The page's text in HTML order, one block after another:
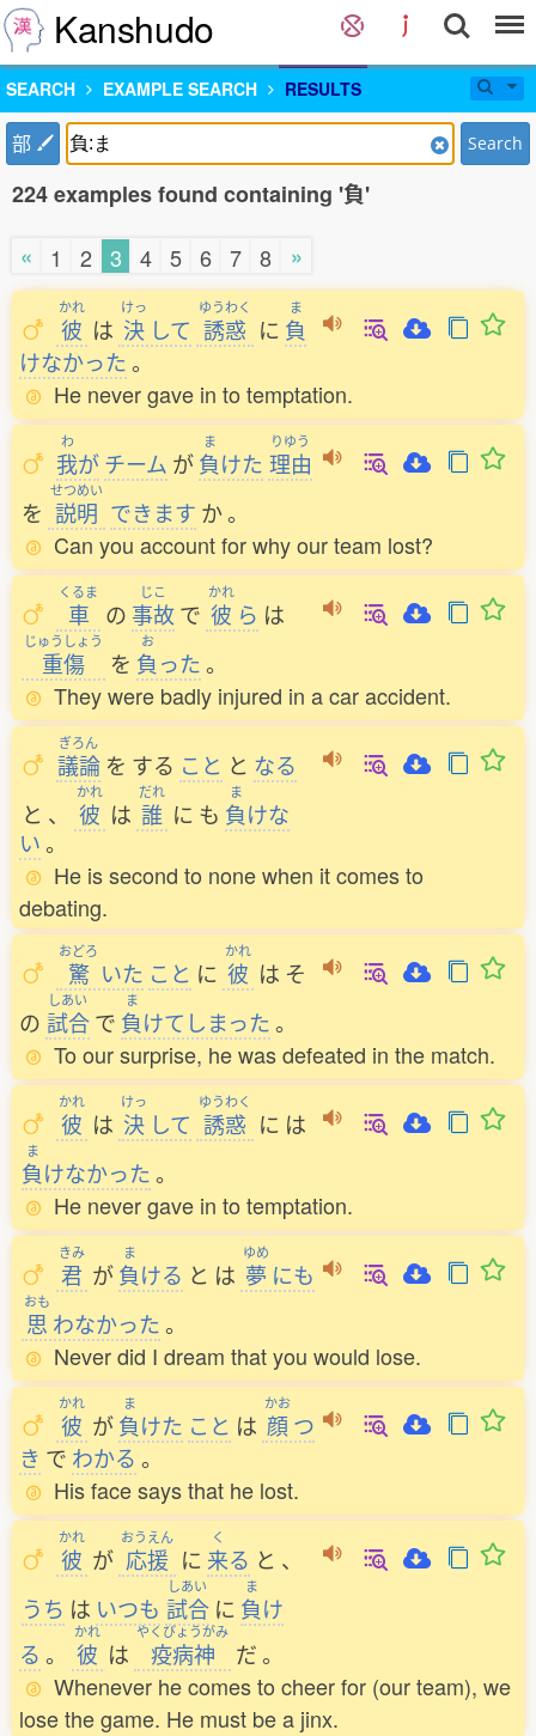
Kanshudo
SEARCH EXAMPLE SEARCH RESULTS
部 Search
224 examples found containing '負'
« 1 2 3 4 5 6 7 8 »
かれ
彼 は
けっ
決 して
ゆうわく
誘惑 に
ま
負
けなかった。
He never gave in to temptation.
わ
我がチーム が
ま
負けた
りゆう
理由
を
せつめい
説明 できます か。
Can you account for why our team lost?
くるま
車 の
じこ
事故で
かれ
彼 ら は
じゅうしょう
重傷 を
お
負 った。
They were badly injured in a car accident.
ぎろん
議論 を する こと と なる
と 、
かれ
彼 は
だれ
誰 に も
ま
負けな
い。
He is second to none when it comes to
debating.
おどろ
驚 いた こと に
かれ
彼 は そ
の
しあい
試合 で
ま
負けてしまった。
To our surprise, he was defeated in the match.
かれ
彼 は
けっ
決 して
ゆうわく
誘惑 に は
ま
負けなかった。
He never gave in to temptation.
きみ
君 が
ま
負ける と は
ゆめ
夢 にも
おも
思 わなかった。
Never did I dream that you would lose.
かれ
彼 が
ま
負けた こと は
かお
顔 つ
き で わかる 。
His face says that he lost.
かれ
彼 が
おうえん
応援 に
く
来る と 、
うち は いつも
しあい
試合 に
ま
負け
る 。
かれ
彼 は
やくびょうがみ
疫病神 だ。
Whenever he comes to cheer for (our team), we
lose the game. He must be a jinx.